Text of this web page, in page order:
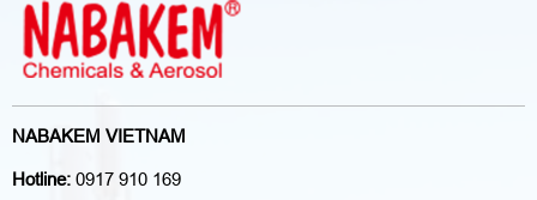
NABAKEM VIETNAM
Hotline: 0917 910 169